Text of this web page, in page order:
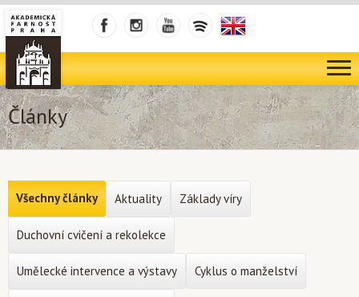
Články
Všechny články Aktuality Základy víry
Duchovní cvičení a rekolekce
Umělecké intervence a výstavy Cyklus o manželství